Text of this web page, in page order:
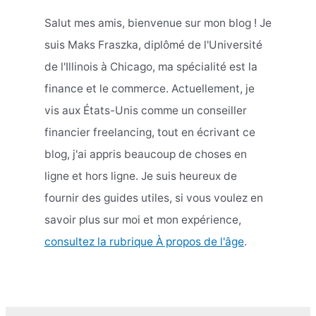
Salut mes amis, bienvenue sur mon blog ! Je
suis Maks Fraszka, diplômé de l'Université
de l'Illinois à Chicago, ma spécialité est la
finance et le commerce. Actuellement, je
vis aux États-Unis comme un conseiller
financier freelancing, tout en écrivant ce
blog, j'ai appris beaucoup de choses en
ligne et hors ligne. Je suis heureux de
fournir des guides utiles, si vous voulez en
savoir plus sur moi et mon expérience,
consultez la rubrique À propos de l'âge.